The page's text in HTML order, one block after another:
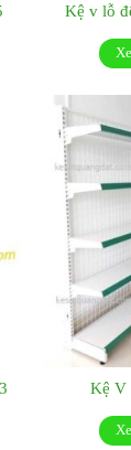
Kệ v lỗ
Kệ V